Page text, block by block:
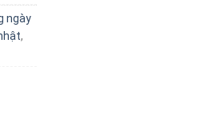
ngày
,